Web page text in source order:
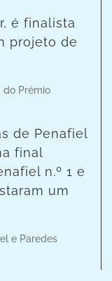
é finalista
projeto de
do Prémio
de Penafiel
final
n.º 1 e
um
e Paredes